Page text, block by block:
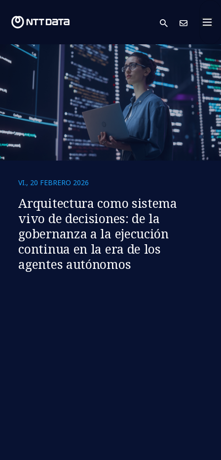
search
VI., 20 FEBRERO 2026
Arquitectura como sistema
vivo de decisiones: de la
gobernanza a la ejecución
continua en la era de los
agentes autónomos